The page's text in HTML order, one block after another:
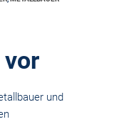
und